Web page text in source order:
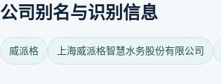
公司别名与识别信息
威派格 上海威派格智慧水务股份有限公司